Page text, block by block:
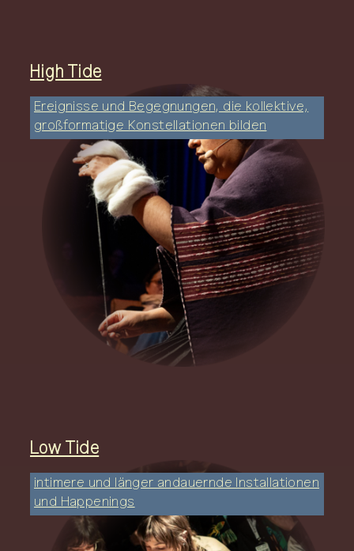
High Tide
Ereignisse und Begegnungen, die kollektive,
großformatige Konstellationen bilden
Low Tide
intimere und länger andauernde Installationen
und Happenings